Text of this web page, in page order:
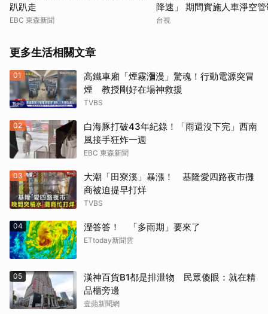
趴趴走
EBC 東森新聞
降速」 期間實施人車淨空
台視
更多生活相關文章
01
高鐵車廂「煙霧瀰漫」驚魂！行動電源突冒
煙 教授剛好在場神救援
TVBS
02
白海豚打破43年紀錄！「雨還沒下完」西南
風接手狂炸一週
EBC 東森新聞
03
大潮「田寮溪」暴漲！ 基隆愛四路夜市攤
商被迫提早打烊
TVBS
04 溼答答！ 「多雨期」要來了
ETtoday新聞雲
05
漢神百貨B1都是排泄物 民眾傻眼：就在精
品櫃旁邊
壹蘋新聞網